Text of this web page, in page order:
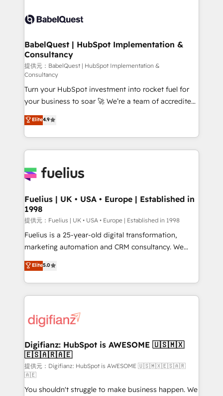
accreditations with HubSpot.
custom API integrations with ERP (and other
operations A little about us: • Boutique 'Elite' team of
12 • 150+ clients across Sales Hub, Marketing Hub,
Service Hub, Data Hub and CMS • ISO/IEC
27001:2022, ISO 9001:2015, and ISO 42001:2023
certified - the AI management standard • GuardHub:
our AI governance framework, built on ISO 42001
Ready for the next step? Click the 👈 '𝗖𝗼𝗻𝘁𝗮𝗰𝘁
𝗯𝘂𝘀𝗶𝗻𝗲𝘀𝘀' button to get in touch (𝘸𝘦'𝘳𝘦 𝘴𝘶𝘱𝘦𝘳
𝘳𝘦𝘴𝘱𝘰𝘯𝘴𝘪𝘷𝘦)
BabelQuest | HubSpot Implementation &
Consultancy
提供元：BabelQuest | HubSpot Implementation &
Consultancy
Turn your HubSpot investment into rocket fuel for
your business to soar 🚀 We’re a team of accredited
HubSpot experts ready to help you. We can
implement the platform into complex business
environments, optimise what you've got and make
sure you can actually use it, build your website in
for you and execute it on HubSpot. We are on the
framework, meaning we've been accredited by
HubSpot and vetted by the CCS, which means we
can support public sector companies as well the
other ones listed in our profile. Our services: -
HubSpot implementation - HubSpot CMS website
is there for you to: - Grow revenue, and run your
business more efficiently - Build stronger
more people - Get the most out of your HubSpot
investment
Elite4.9
Fuelius | UK • USA • Europe | Established in
1998
提供元：Fuelius | UK • USA • Europe | Established in 1998
Fuelius is a 25-year-old digital transformation,
marketing automation and CRM consultancy. We
enable mid-market and enterprise clients to
maximise their return from digital and fuel their
growth. We modernise platforms, streamline
operations that are causing inefficiencies, improve
supercharge revenue operations Key services: • CRM
Transformation / Web Development • RevOps &
Sales Consulting • Marketing Automation What
makes us different? 🚀 Top 0.5% of global HubSpot
agencies ⚙️ The strongest technical ability and
integration capabilities 💼 Consultative, long-term
Elite5.0
Digifianz: HubSpot is AWESOME 🇺🇸🇲🇽
🇪🇸🇦🇷🇦🇪
提供元：Digifianz: HubSpot is AWESOME 🇺🇸🇲🇽🇪🇸🇦🇷
🇦🇪
You shouldn't struggle to make business happen. We